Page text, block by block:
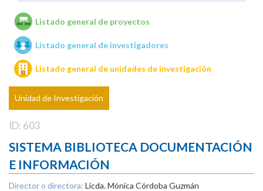
Unidades de investigación
Listado general de proyectos
Listado general de investigadores
Listado general de unidades de investigación
Unidad de Investigación
ID: 603
SISTEMA BIBLIOTECA DOCUMENTACIÓN
E INFORMACIÓN
Director o directora: Licda. Mónica Córdoba Guzmán